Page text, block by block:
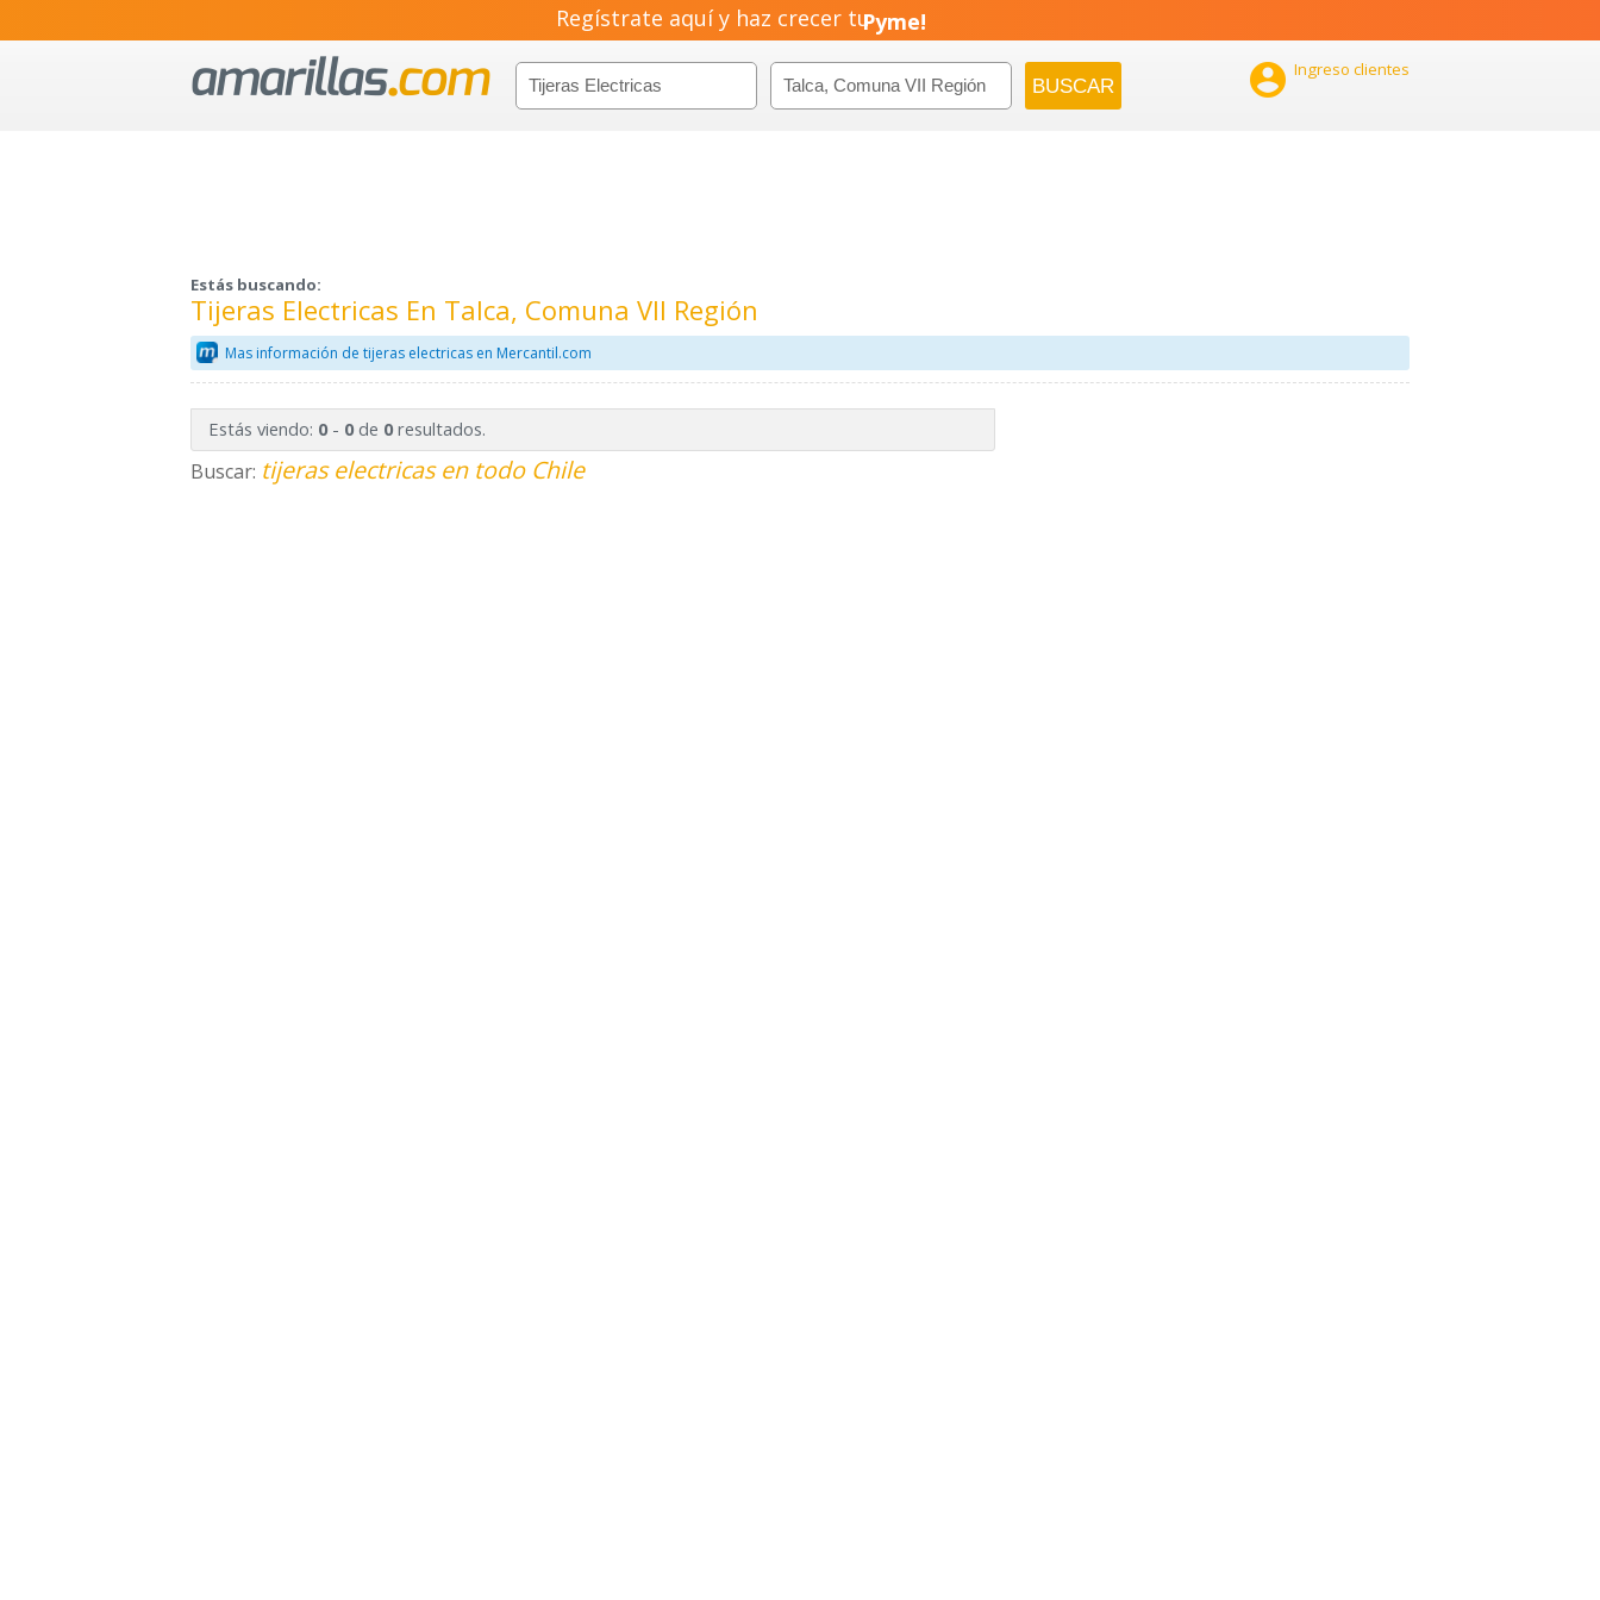
Regístrate aquí y haz crecer tu
Emprendimiento!
 Ingreso clientes
Estás buscando:
Tijeras Electricas En Talca, Comuna VII Región
Mas información de tijeras electricas en Mercantil.com
Estás viendo: 0- 0de 0resultados.
Buscar: tijeras electricas en todo Chile